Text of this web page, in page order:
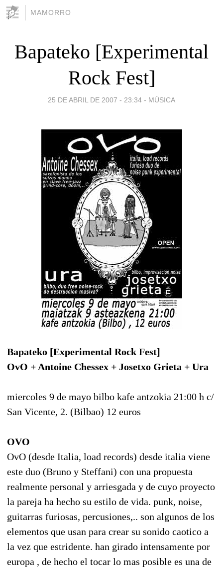
MAMORRO
Bapateko [Experimental
Rock Fest]
25 DE ABRIL DE 2007 - 23:34 - MÚSICA
Bapateko [Experimental Rock Fest]
OvO + Antoine Chessex + Josetxo Grieta + Ura
miercoles 9 de mayo bilbo kafe antzokia 21:00 h c/
San Vicente, 2. (Bilbao) 12 euros
OVO
OvO (desde Italia, load records) desde italia viene
este duo (Bruno y Steffani) con una propuesta
realmente personal y arriesgada y de cuyo proyecto
la pareja ha hecho su estilo de vida. punk, noise,
guitarras furiosas, percusiones,.. son algunos de los
elementos que usan para crear su sonido caotico a
la vez que estridente. han girado intensamente por
europa , de hecho el tocar lo mas posible es una de